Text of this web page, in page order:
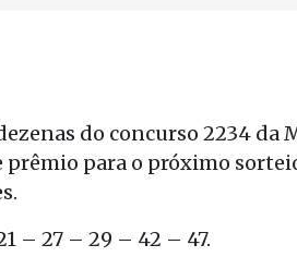
do concurso 2234 da
para o próximo
– 27 – 29 – 42 – 47.